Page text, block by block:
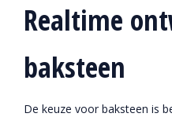
Realtime
baksteen
De keuze voor baksteen is